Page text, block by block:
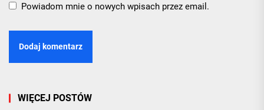
Powiadom mnie o nowych wpisach przez email.
WIĘCEJ POSTÓW